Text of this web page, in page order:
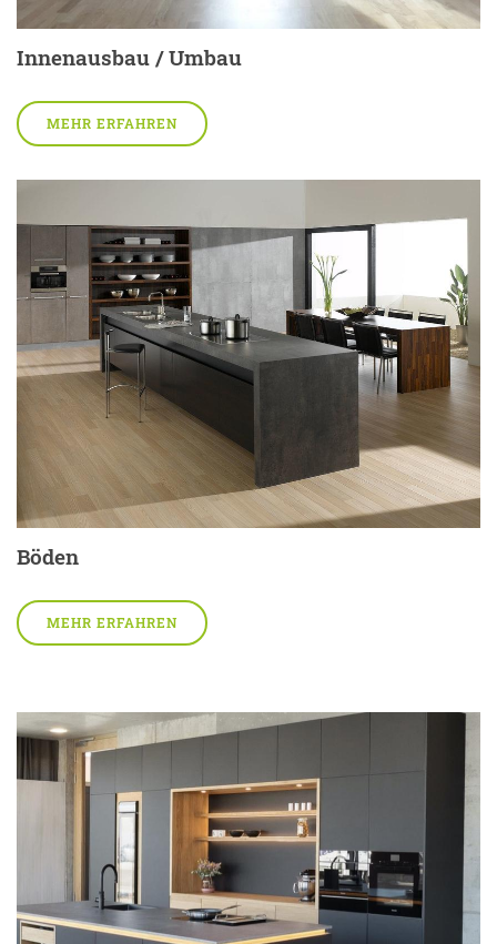
Innenausbau / Umbau
MEHR ERFAHREN
Böden
MEHR ERFAHREN